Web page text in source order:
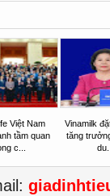
Việt Nam
tầm quan
c...
Vinamilk
tăng